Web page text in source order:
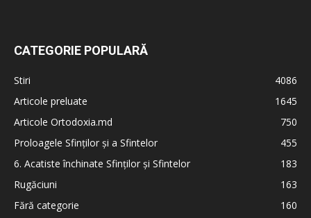
CATEGORIE POPULARĂ
Stiri
4086
Articole preluate
1645
Articole Ortodoxia.md
750
Proloagele Sfinților și a Sfintelor
455
6. Acatiste închinate Sfinților și Sfintelor
183
Rugăciuni
163
Fără categorie
160